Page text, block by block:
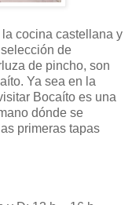
cocina castellana y
de
de pincho, son
Ya sea en la
Bocaíto es una
dónde se
primeras tapas